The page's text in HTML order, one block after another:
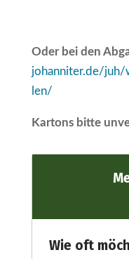
Oder bei den
johanniter.de/juh/
len/
Kartons bitte